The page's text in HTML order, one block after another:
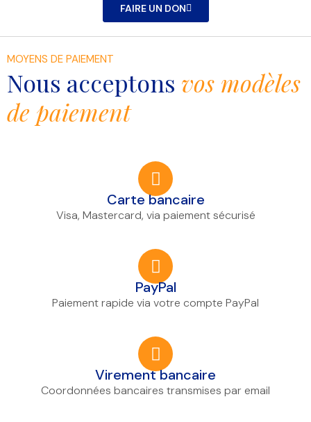
FAIRE UN DON
MOYENS DE PAIEMENT
Nous acceptons vos modèles
de paiement
Carte bancaire
Visa, Mastercard, via paiement sécurisé
PayPal
Paiement rapide via votre compte PayPal
Virement bancaire
Coordonnées bancaires transmises par email